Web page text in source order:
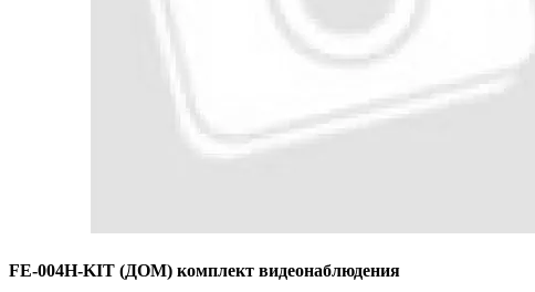
FE-004H-KIT (ДОМ) комплект видеонаблюдения